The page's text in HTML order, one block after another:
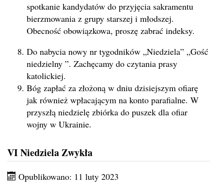
spotkanie kandydatów do przyjęcia sakramentu
bierzmowania z grupy starszej i młodszej.
Obecność obowiązkowa, proszę zabrać indeksy.
Do nabycia nowy nr tygodników „Niedziela” „Gość
niedzielny ”. Zachęcamy do czytania prasy
katolickiej.
Bóg zapłać za złożoną w dniu dzisiejszym ofiarę
jak również wpłacającym na konto parafialne. W
przyszłą niedzielę zbiórka do puszek dla ofiar
wojny w Ukrainie.
VI Niedziela Zwykła
Opublikowano: 11 luty 2023